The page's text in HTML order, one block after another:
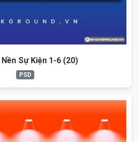
Sự Kiện 1-6 (20)
PSD